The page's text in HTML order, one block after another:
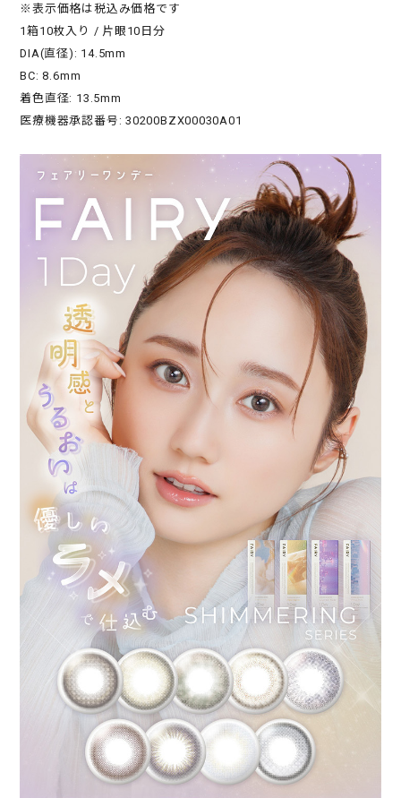
※表示価格は税込み価格です
1箱10枚入り / 片眼10日分
DIA(直径): 14.5mm
BC: 8.6mm
着色直径: 13.5mm
医療機器承認番号: 30200BZX00030A01